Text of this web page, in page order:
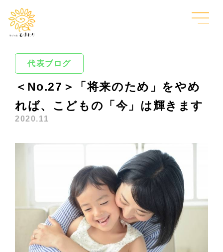
代表ブログ
＜No.27＞「将来のため」をやめ
れば、こどもの「今」は輝きます
2020.11